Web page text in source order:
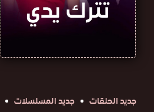
جديد الحلقات
جديد المسلسلات